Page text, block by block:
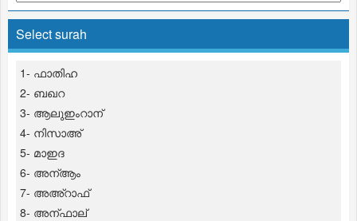
Select surah
1- ഫാതിഹ
2- ബഖറ
3- ആലുഇംറാന്
4- നിസാഅ്
5- മാഇദ
6- അന്ആം
7- അഅ്റാഫ്
8- അന്ഫാല്